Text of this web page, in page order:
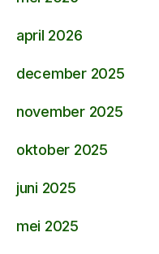
april 2026
december 2025
november 2025
oktober 2025
juni 2025
mei 2025